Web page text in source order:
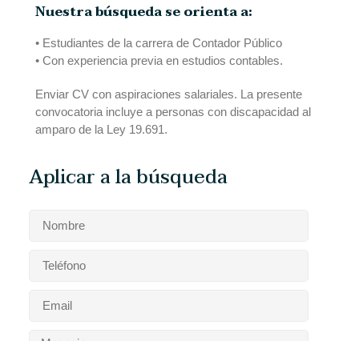
Nuestra búsqueda se orienta a:
• Estudiantes de la carrera de Contador Público
• Con experiencia previa en estudios contables.
Enviar CV con aspiraciones salariales. La presente
convocatoria incluye a personas con discapacidad al
amparo de la Ley 19.691.
Aplicar a la búsqueda